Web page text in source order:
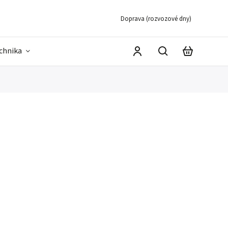
Doprava (rozvozové dny)